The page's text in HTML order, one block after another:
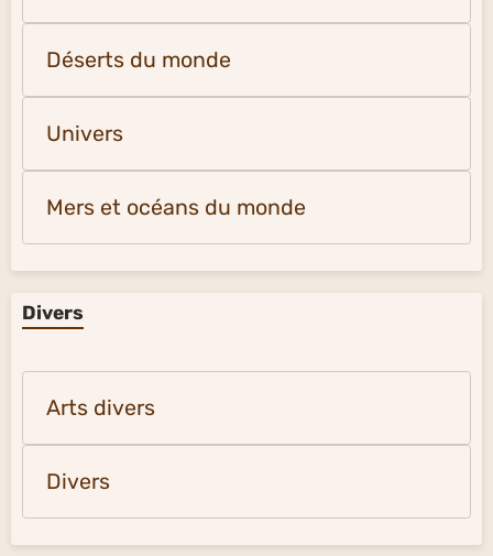
Déserts du monde
Univers
Mers et océans du monde
Divers
Arts divers
Divers